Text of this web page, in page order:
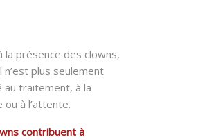
la présence des clowns,
n’est plus seulement
au traitement, à la
ou à l’attente.
contribuent à